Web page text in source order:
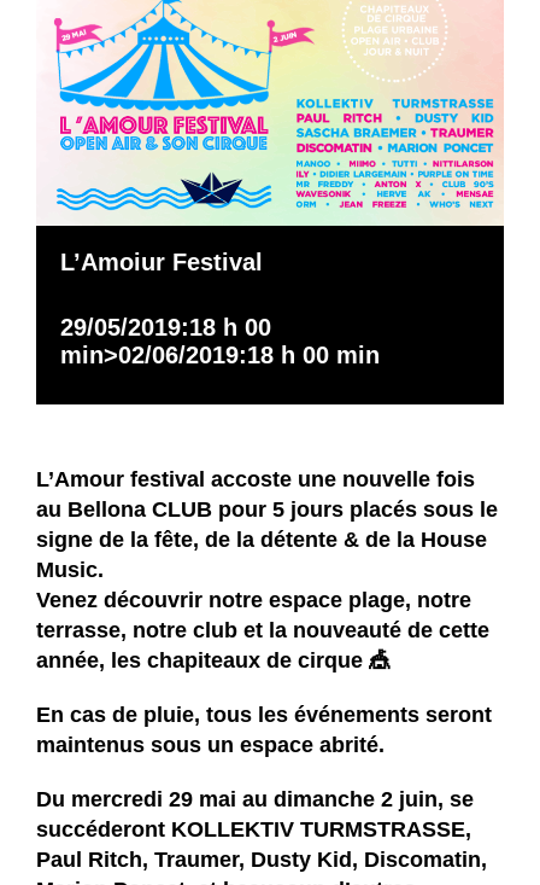
L’Amoiur Festival
29/05/2019:18 h 00
min>02/06/2019:18 h 00 min
L’Amour festival accoste une nouvelle fois
au Bellona CLUB pour 5 jours placés sous le
signe de la fête, de la détente & de la House
Music.
Venez découvrir notre espace plage, notre
terrasse, notre club et la nouveauté de cette
année, les chapiteaux de cirque 🎪
En cas de pluie, tous les événements seront
maintenus sous un espace abrité.
Du mercredi 29 mai au dimanche 2 juin, se
succéderont KOLLEKTIV TURMSTRASSE,
Paul Ritch, Traumer, Dusty Kid, Discomatin,